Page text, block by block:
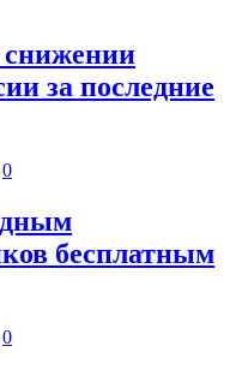
снижении
за последние
0
бесплатным
0